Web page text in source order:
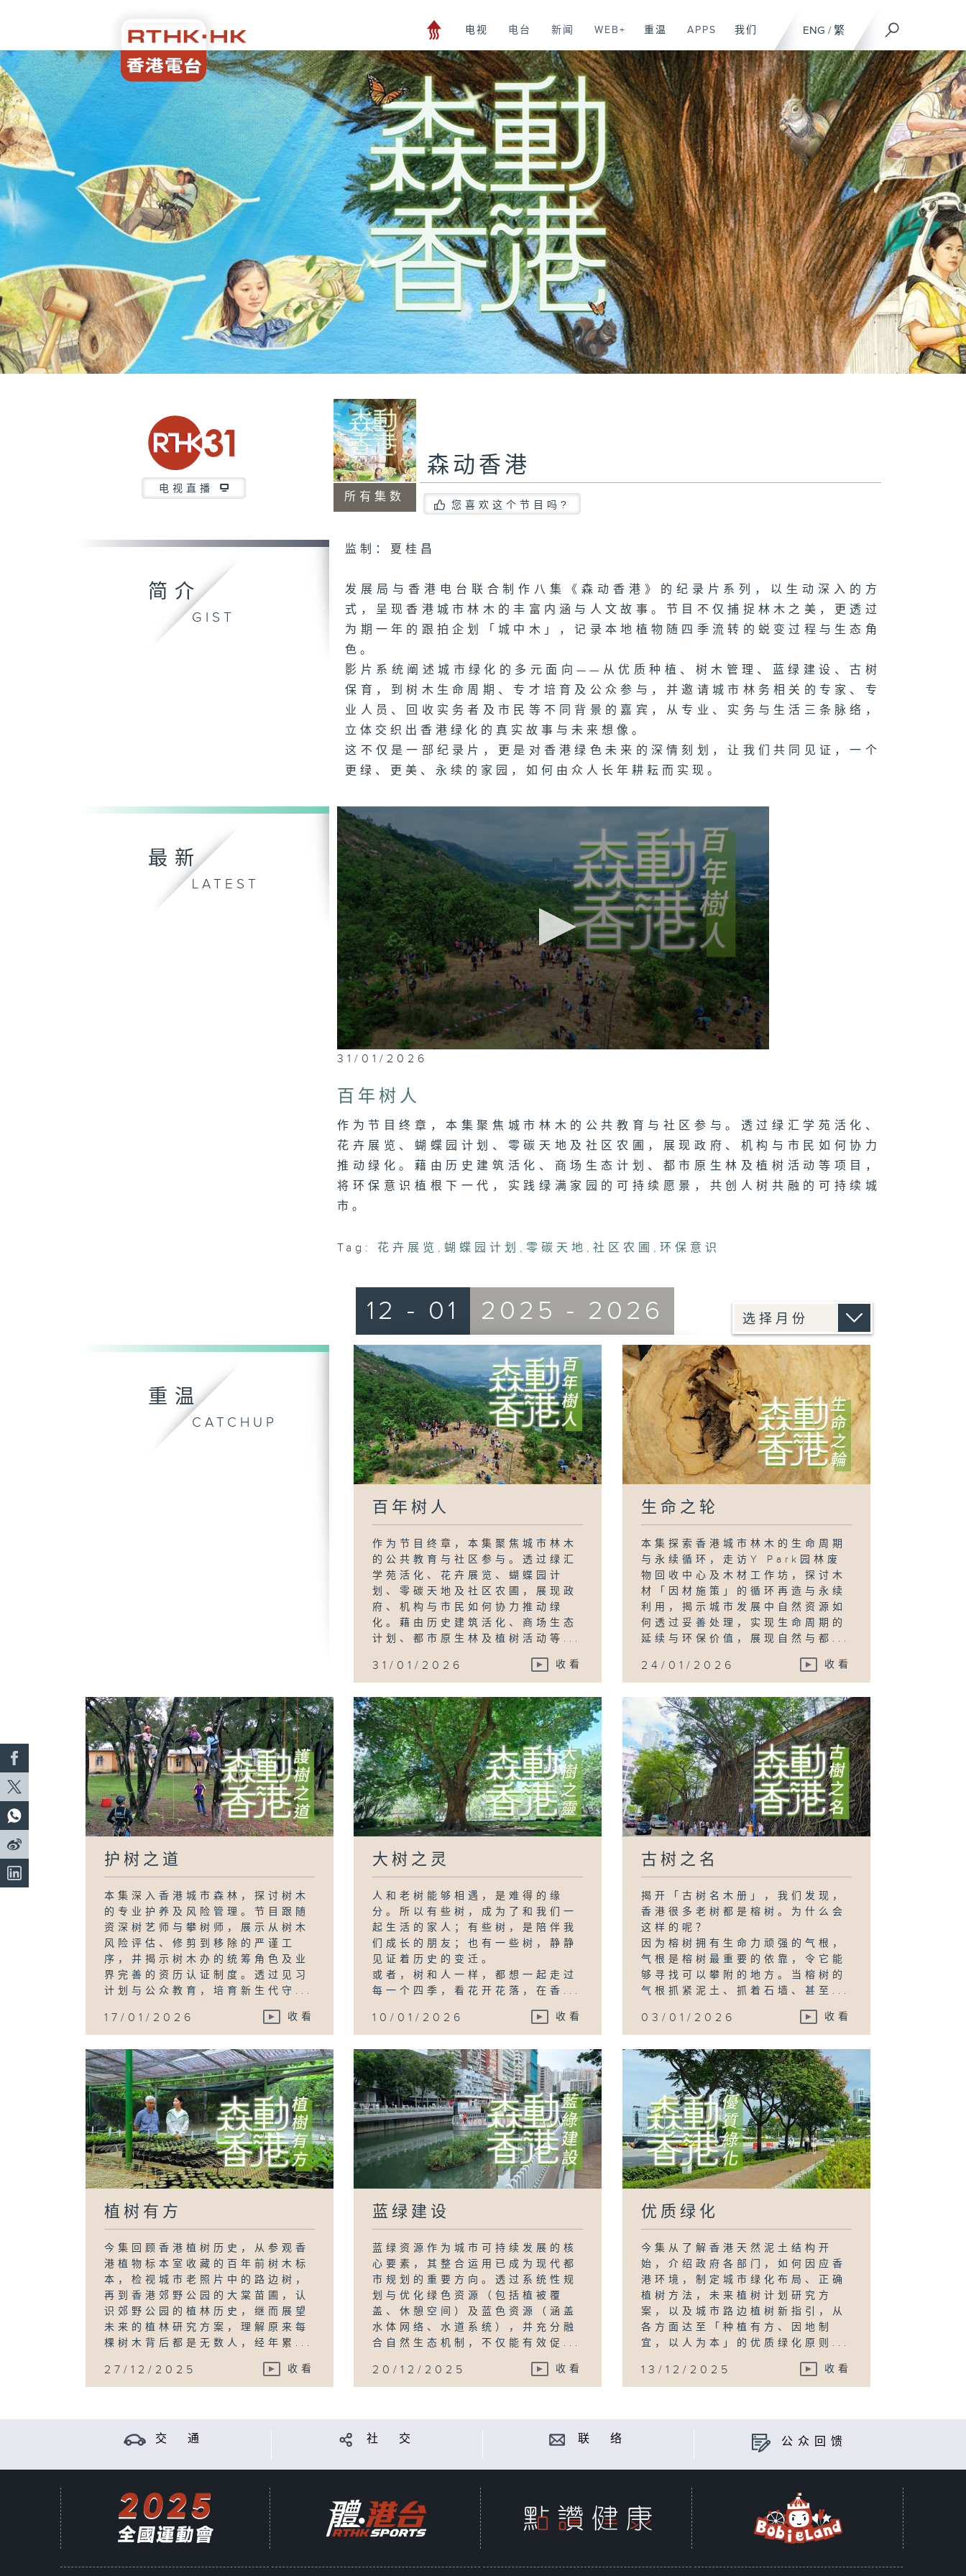
ENG / 繁
电视 电台 新闻 WEB+ 重温 APPS 我们
电视直播
所有集数
森动香港
您喜欢这个节目吗?
简介
GIST
监制：夏桂昌
发展局与香港电台联合制作八集《森动香港》的纪录片系列，以生动深入的方
式，呈现香港城市林木的丰富内涵与人文故事。节目不仅捕捉林木之美，更透过
为期一年的跟拍企划「城中木」，记录本地植物随四季流转的蜕变过程与生态角
色。
影片系统阐述城市绿化的多元面向——从优质种植、树木管理、蓝绿建设、古树
保育，到树木生命周期、专才培育及公众参与，并邀请城市林务相关的专家、专
业人员、回收实务者及市民等不同背景的嘉宾，从专业、实务与生活三条脉络，
立体交织出香港绿化的真实故事与未来想像。
这不仅是一部纪录片，更是对香港绿色未来的深情刻划，让我们共同见证，一个
更绿、更美、永续的家园，如何由众人长年耕耘而实现。
最新
LATEST
0
seconds
26
minutes,
secondsVolume
90%
31/01/2026
百年树人
作为节目终章，本集聚焦城市林木的公共教育与社区参与。透过绿汇学苑活化、
花卉展览、蝴蝶园计划、零碳天地及社区农圃，展现政府、机构与市民如何协力
推动绿化。藉由历史建筑活化、商场生态计划、都市原生林及植树活动等项目，
将环保意识植根下一代，实践绿满家园的可持续愿景，共创人树共融的可持续城
市。
Tag: 花卉展览 , 蝴蝶园计划 , 零碳天地 , 社区农圃 , 环保意识
重温
CATCHUP
12 - 01 2025 - 2026
百年树人
作为节目终章，本集聚焦城市林木
的公共教育与社区参与。透过绿汇
学苑活化、花卉展览、蝴蝶园计
划、零碳天地及社区农圃，展现政
府、机构与市民如何协力推动绿
化。藉由历史建筑活化、商场生态
计划、都市原生林及植树活动等...
31/01/2026 收看
生命之轮
本集探索香港城市林木的生命周期
与永续循环，走访Y Park园林废
物回收中心及木材工作坊，探讨木
材「因材施策」的循环再造与永续
利用，揭示城市发展中自然资源如
何透过妥善处理，实现生命周期的
延续与环保价值，展现自然与都...
24/01/2026 收看
护树之道
本集深入香港城市森林，探讨树木
的专业护养及风险管理。节目跟随
资深树艺师与攀树师，展示从树木
风险评估、修剪到移除的严谨工
序，并揭示树木办的统筹角色及业
界完善的资历认证制度。透过见习
计划与公众教育，培育新生代守...
17/01/2026 收看
大树之灵
人和老树能够相遇，是难得的缘
分。所以有些树，成为了和我们一
起生活的家人；有些树，是陪伴我
们成长的朋友；也有一些树，静静
见证着历史的变迁。
或者，树和人一样，都想一起走过
每一个四季，看花开花落，在香...
10/01/2026 收看
古树之名
揭开「古树名木册」，我们发现，
香港很多老树都是榕树。为什么会
这样的呢？
因为榕树拥有生命力顽强的气根，
气根是榕树最重要的依靠，令它能
够寻找可以攀附的地方。当榕树的
气根抓紧泥土、抓着石墙、甚至...
03/01/2026 收看
植树有方
今集回顾香港植树历史，从参观香
港植物标本室收藏的百年前树木标
本，检视城市老照片中的路边树，
再到香港郊野公园的大棠苗圃，认
识郊野公园的植林历史，继而展望
未来的植林研究方案，理解原来每
棵树木背后都是无数人，经年累...
27/12/2025 收看
蓝绿建设
蓝绿资源作为城市可持续发展的核
心要素，其整合运用已成为现代都
市规划的重要方向。透过系统性规
划与优化绿色资源（包括植被覆
盖、休憩空间）及蓝色资源（涵盖
水体网络、水道系统），并充分融
合自然生态机制，不仅能有效促...
20/12/2025 收看
优质绿化
今集从了解香港天然泥土结构开
始，介绍政府各部门，如何因应香
港环境，制定城市绿化布局、正确
植树方法，未来植树计划研究方
案，以及城市路边植树新指引，从
各方面达至「种植有方、因地制
宜，以人为本」的优质绿化原则...
13/12/2025 收看
交 通 社 交 联 络 公众回馈